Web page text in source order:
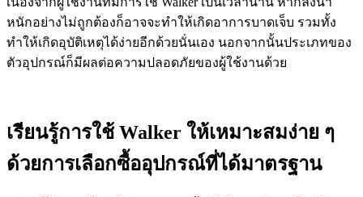
หนักอย่างไม่ถูกต้องก็อาจจะทำให้เกิดอาการบาดเจ็บ รวมทั้ง
ทำให้เกิดอุบัติเหตุได้ง่ายอีกด้วยนั่นเอง นอกจากนั้นประเภทของ
ตัวอุปกรณ์ก็มีผลต่อความปลอดภัยของผู้ใช้งานด้วย
เรียนรู้การใช้ Walker ให้เหมาะสมง่าย ๆ
ด้วยการเลือกซื้ออุปกรณ์ที่ได้มาตรฐาน